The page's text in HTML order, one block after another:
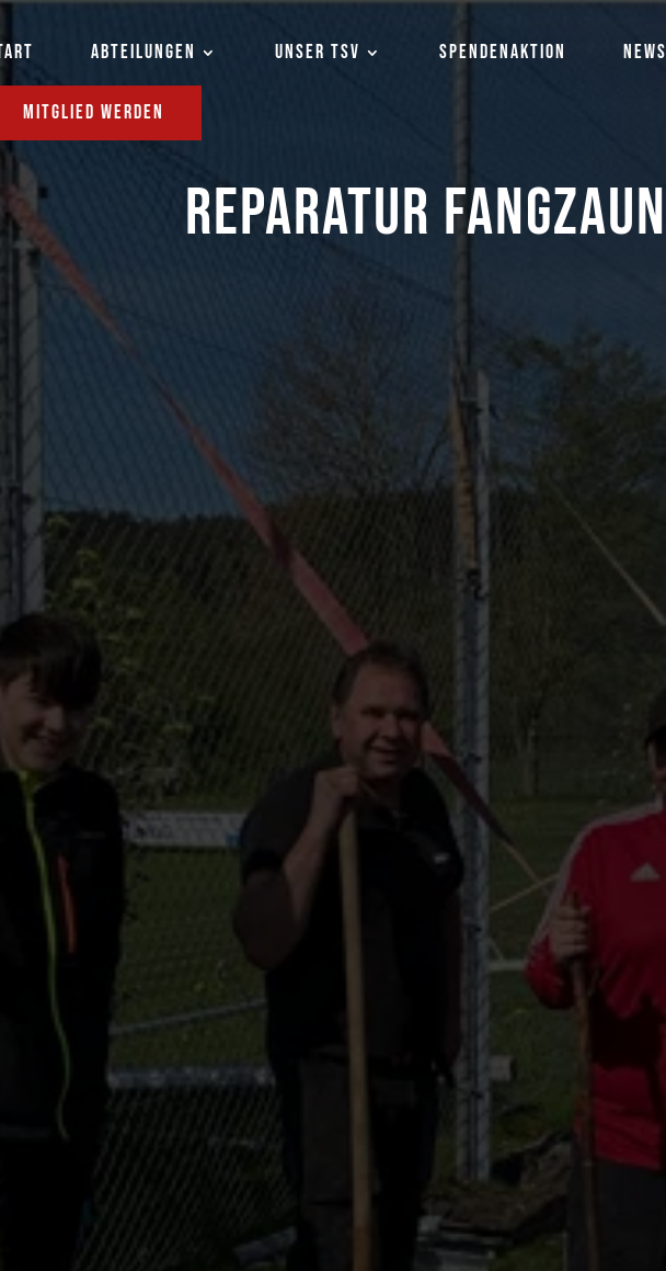
ABTEILUNGEN UNSER TSV SPENDENAKTION NEWS
MITGLIED WERDEN
REPARATUR FANGZAUN